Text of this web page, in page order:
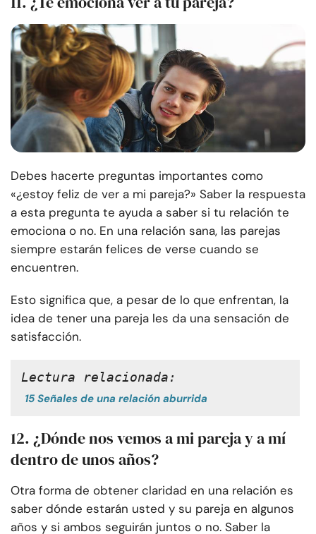
Debes hacerte preguntas importantes como
«¿estoy feliz de ver a mi pareja?» Saber la respuesta
a esta pregunta te ayuda a saber si tu relación te
emociona o no. En una relación sana, las parejas
siempre estarán felices de verse cuando se
encuentren.
Esto significa que, a pesar de lo que enfrentan, la
idea de tener una pareja les da una sensación de
satisfacción.
Lectura relacionada:
15 Señales de una relación aburrida
12. ¿Dónde nos vemos a mi pareja y a mí
dentro de unos años?
Otra forma de obtener claridad en una relación es
saber dónde estarán usted y su pareja en algunos
años y si ambos seguirán juntos o no. Saber la